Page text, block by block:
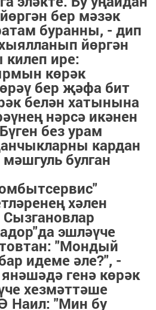
бер мәзәк
буранны, - дип
йөргән
ире:
көрәк
бер җәфа бит
белән хатынына
нәрсә икәнен
без урам
кардан
булган
хәлен
эшләүче
"Мондый
идеме әле?", -
генә көрәк
хезмәттәше
Наил: "Мин бу